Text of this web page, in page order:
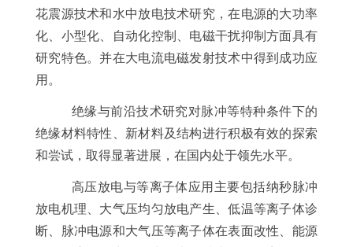
花震源技术和水中放电技术研究，在电源的大功率
化、小型化、自动化控制、电磁干扰抑制方面具有
研究特色。并在大电流电磁发射技术中得到成功应
用。
绝缘与前沿技术研究对脉冲等特种条件下的
绝缘材料特性、新材料及结构进行积极有效的探索
和尝试，取得显著进展，在国内处于领先水平。
高压放电与等离子体应用主要包括纳秒脉冲
放电机理、大气压均匀放电产生、低温等离子体诊
断、脉冲电源和大气压等离子体在表面改性、能源